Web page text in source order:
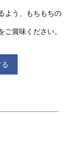
よう、もちもちの
賞味ください。